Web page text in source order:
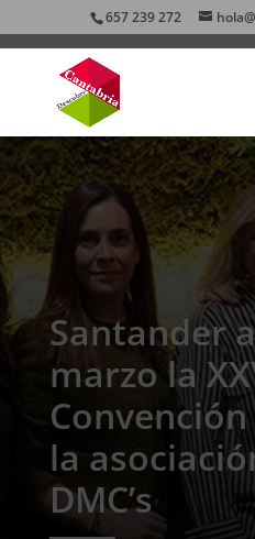
657 239 272
Santander
marzo la
la
DMC’s